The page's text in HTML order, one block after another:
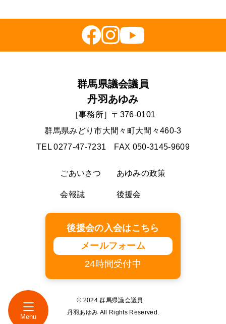
Menu
群馬県議会議員
丹羽あゆみ
［事務所］〒376-0101
群馬県みどり市大間々町大間々460-3
TEL 0277-47-7231 FAX 050-3145-9609
ごあいさつ あゆみの政策
会報誌 後援会
後援会の入会はこちら
メールフォーム
24時間受付中
© 2024 群馬県議会議員
丹羽あゆみ All Rights Reserved.